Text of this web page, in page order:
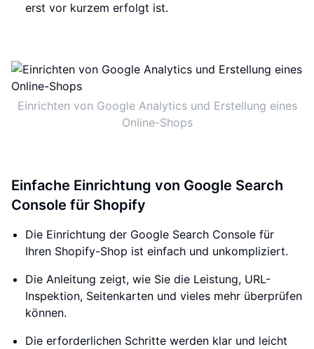
erst vor kurzem erfolgt ist.
Einrichten von Google Analytics und Erstellung eines
Online-Shops
Einfache Einrichtung von Google Search
Console für Shopify
Die Einrichtung der Google Search Console für
Ihren Shopify-Shop ist einfach und unkompliziert.
Die Anleitung zeigt, wie Sie die Leistung, URL-
Inspektion, Seitenkarten und vieles mehr überprüfen
können.
Die erforderlichen Schritte werden klar und leicht